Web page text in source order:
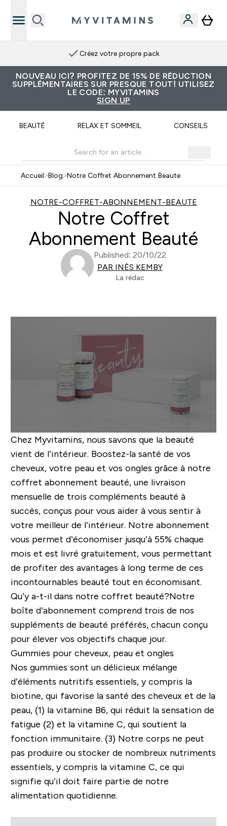
Créez votre propre pack
NOUVEAU ICI? PROFITEZ DE 15% DE RÉDUCTION
SUPPLÉMENTAIRES SUR PRESQUE TOUT! UTILISEZ
LE CODE: MYVITAMINS
SIGN UP
BEAUTÉ RELAX ET SOMMEIL CONSEILS
Accueil>Blog>Notre Coffret Abonnement Beaute
NOTRE-COFFRET-ABONNEMENT-BEAUTE
Notre Coffret
Abonnement Beauté
Published: 20/10/22
PAR INÈS KEMBY
La rédac
Chez Myvitamins, nous savons que la beauté
vient de l’intérieur. Boostez-la santé de vos
cheveux, votre peau et vos ongles grâce à notre
coffret abonnement beauté, une livraison
mensuelle de trois compléments beauté à
succès, conçus pour vous aider à vous sentir à
votre meilleur de l’intérieur. Notre abonnement
vous permet d’économiser jusqu’à 55% chaque
mois et est livré gratuitement, vous permettant
de profiter des avantages à long terme de ces
incontournables beauté tout en économisant.
Qu’y a-t-il dans notre coffret beauté?Notre
boîte d’abonnement comprend trois de nos
suppléments de beauté préférés, chacun conçu
pour élever vos objectifs chaque jour.
Gummies pour cheveux, peau et ongles
Nos gummies sont un délicieux mélange
d’éléments nutritifs essentiels, y compris la
biotine, qui favorise la santé des cheveux et de la
peau, (1) la vitamine B6, qui réduit la sensation de
fatigue (2) et la vitamine C, qui soutient la
fonction immunitaire. (3) Notre corps ne peut
pas produire ou stocker de nombreux nutriments
essentiels, y compris la vitamine C, ce qui
signifie qu’il doit faire partie de notre
alimentation quotidienne.